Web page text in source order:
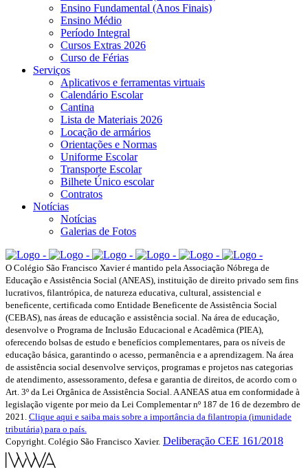
Ensino Fundamental (Anos Finais)
Ensino Médio
Período Integral
Cursos Extras 2026
Curso de Férias
Serviços
Aplicativos e ferramentas virtuais
Calendário Escolar
Cantina
Lista de Materiais 2026
Locação de armários
Orientações e Normas
Uniforme Escolar
Transporte Escolar
Bilhete Único escolar
Contratos
Notícias
Notícias
Galerias de Fotos
O Colégio São Francisco Xavier é mantido pela Associação Nóbrega de
Educação e Assistência Social (ANEAS), instituição de direito privado sem fins
lucrativos, filantrópica, de natureza educativa, cultural, assistencial e
beneficente, certificada como Entidade Beneficente de Assistência Social
(CEBAS), nas áreas de educação e assistência social. Na área de educação,
desenvolve o Programa de Inclusão Educacional e Acadêmica (PIEA),
oferecendo bolsas de estudo e benefícios complementares, para os níveis de
educação básica, garantindo o acesso, permanência e a aprendizagem. Na área
de assistência social desenvolve serviços, programas e projetos nas categorias
de atendimento, assessoramento, defesa e garantia de direitos, de acordo com o
Art. 3º da Lei Orgânica de Assistência Social. A ANEAS atua em conformidade à
legislação vigente por meio da Lei Complementar nº 187 de 16 de dezembro de
2021. Clique aqui e saiba mais sobre a importância da filantropia (imunidade
tributária) para o país.
Copyright. Colégio São Francisco Xavier. Deliberação CEE 161/2018